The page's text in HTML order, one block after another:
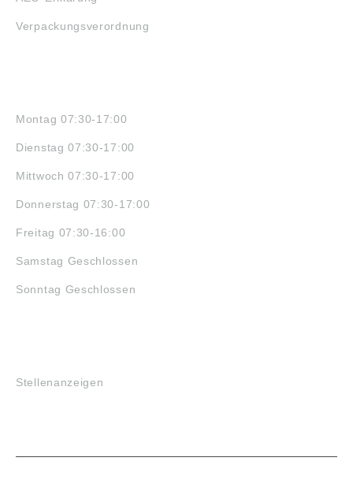
Verpackungsverordnung
Montag 07:30-17:00
Dienstag 07:30-17:00
Mittwoch 07:30-17:00
Donnerstag 07:30-17:00
Freitag 07:30-16:00
Samstag Geschlossen
Sonntag Geschlossen
Stellenanzeigen